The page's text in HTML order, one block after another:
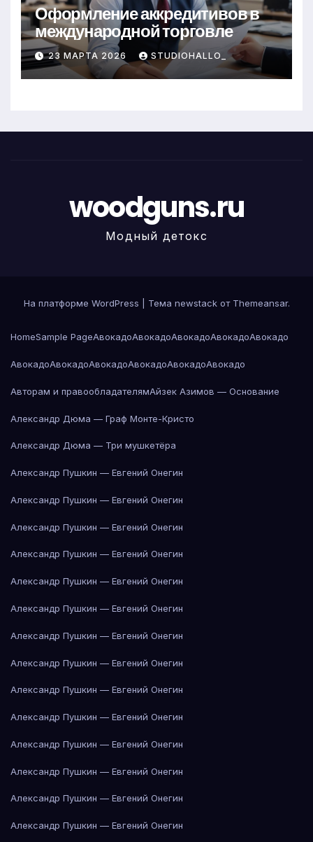
Оформление аккредитивов в
международной торговле
23 МАРТА 2026 STUDIOHALLO_
woodguns.ru
Модный детокс
На платформе WordPress Тема newstack от Themeansar.
HomeSample PageАвокадоАвокадоАвокадоАвокадоАвокадо
АвокадоАвокадоАвокадоАвокадоАвокадоАвокадо
Авторам и правообладателямАйзек Азимов — Основание
Александр Дюма — Граф Монте-Кристо
Александр Дюма — Три мушкетёра
Александр Пушкин — Евгений Онегин
Александр Пушкин — Евгений Онегин
Александр Пушкин — Евгений Онегин
Александр Пушкин — Евгений Онегин
Александр Пушкин — Евгений Онегин
Александр Пушкин — Евгений Онегин
Александр Пушкин — Евгений Онегин
Александр Пушкин — Евгений Онегин
Александр Пушкин — Евгений Онегин
Александр Пушкин — Евгений Онегин
Александр Пушкин — Евгений Онегин
Александр Пушкин — Евгений Онегин
Александр Пушкин — Евгений Онегин
Александр Пушкин — Евгений Онегин